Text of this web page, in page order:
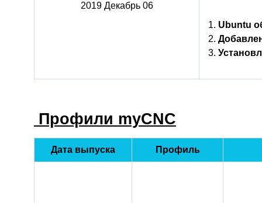
2019 Декабрь 06
Ubuntu
Профили myCNC
Дата выпуска Профиль